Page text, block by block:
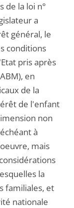
de la loi n°
a
général, le
conditions
pris après
en
de la
de l'enfant
non
à
mais
la
familiales, et
nationale